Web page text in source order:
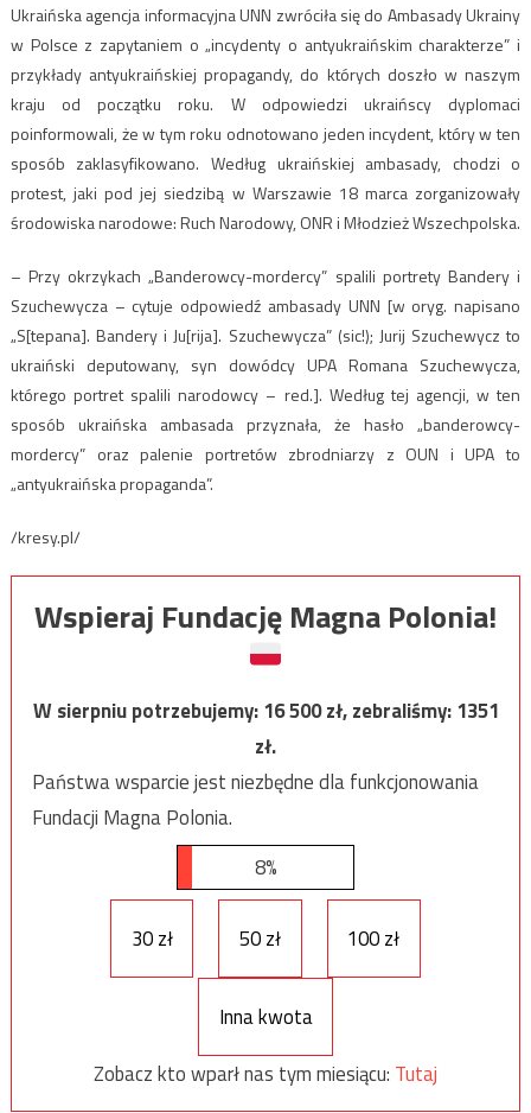
Ukraińska agencja informacyjna UNN zwróciła się do Ambasady Ukrainy
w Polsce z zapytaniem o „incydenty o antyukraińskim charakterze” i
przykłady antyukraińskiej propagandy, do których doszło w naszym
kraju od początku roku. W odpowiedzi ukraińscy dyplomaci
poinformowali, że w tym roku odnotowano jeden incydent, który w ten
sposób zaklasyfikowano. Według ukraińskiej ambasady, chodzi o
protest, jaki pod jej siedzibą w Warszawie 18 marca zorganizowały
środowiska narodowe: Ruch Narodowy, ONR i Młodzież Wszechpolska.
– Przy okrzykach „Banderowcy-mordercy” spalili portrety Bandery i
Szuchewycza – cytuje odpowiedź ambasady UNN [w oryg. napisano
„S[tepana]. Bandery i Ju[rija]. Szuchewycza” (sic!); Jurij Szuchewycz to
ukraiński deputowany, syn dowódcy UPA Romana Szuchewycza,
którego portret spalili narodowcy – red.]. Według tej agencji, w ten
sposób ukraińska ambasada przyznała, że hasło „banderowcy-
mordercy” oraz palenie portretów zbrodniarzy z OUN i UPA to
„antyukraińska propaganda”.
/kresy.pl/
Wspieraj Fundację Magna Polonia!
W sierpniu potrzebujemy:16 500zł, zebraliśmy:1351
zł.
Państwa wsparcie jest niezbędne dla funkcjonowania
Fundacji Magna Polonia.
8%
30 zł 50 zł 100 zł
Inna kwota
Zobacz kto wparł nas tym miesiącu: Tutaj